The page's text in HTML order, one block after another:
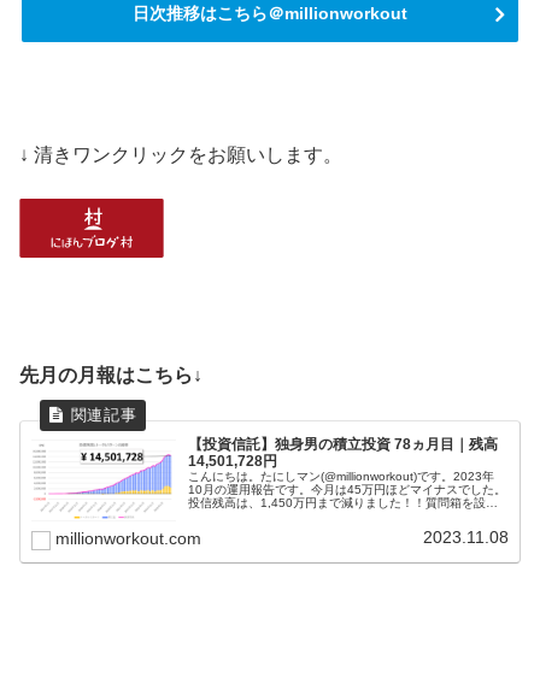
日次推移はこちら＠millionworkout
↓ 清きワンクリックをお願いします。
先月の月報はこちら↓
【投資信託】独身男の積立投資 78ヵ月目｜残高
14,501,728円
こんにちは。たにしマン(@millionworkout)です。2023年
10月の運用報告です。今月は45万円ほどマイナスでした。
投信残高は、1,450万円まで減りました！！質問箱を設置
millionworkout.com 2023.11.08